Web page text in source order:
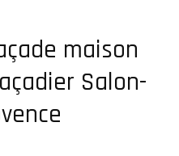
maison
Salon-